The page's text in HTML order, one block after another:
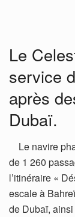
Le
service
après
Dubaï.
Le navire
de 1 260
l’itinéraire «
escale à
de Dubaï, ainsi